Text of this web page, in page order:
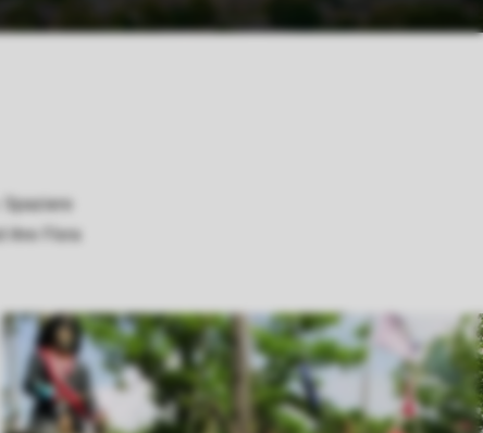
ihre Flora